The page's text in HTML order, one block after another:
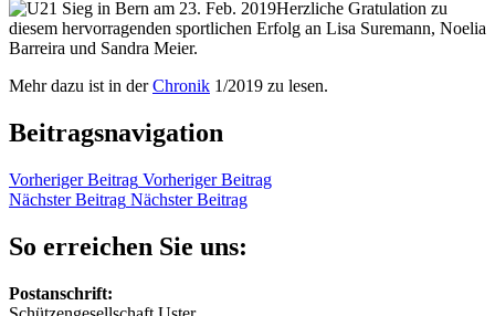
Herzliche Gratulation zu
diesem hervorragenden sportlichen Erfolg an Lisa Suremann, Noelia
Barreira und Sandra Meier.
Mehr dazu ist in derChronik 1/2019 zu lesen.
Beitragsnavigation
Vorheriger Beitrag Vorheriger Beitrag
Nächster Beitrag Nächster Beitrag
So erreichen Sie uns:
Postanschrift: